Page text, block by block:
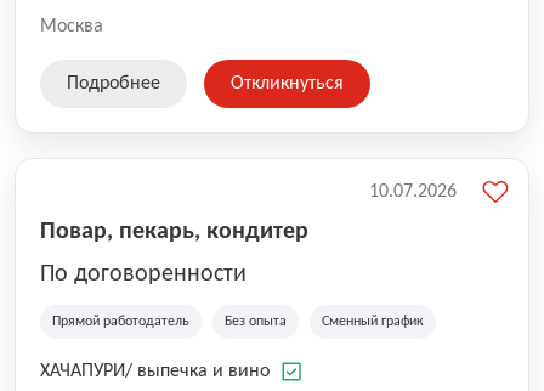
Москва
Подробнее Откликнуться
Повар, пекарь, кондитер
По договоренности
Прямой работодатель Без опыта Сменный график
ХАЧАПУРИ/ выпечка и вино
10.07.2026